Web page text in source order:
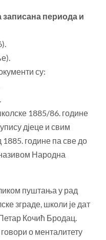
периода и
су:
1885/86. године
дјеце и свим
године па све до
Народна
пуштања у рад
зграде, школи је дат
Кочић Бродац.
о менталитету